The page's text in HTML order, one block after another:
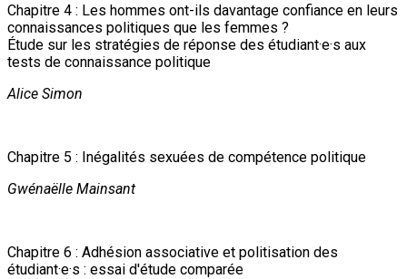
Chapitre 4 : Les hommes ont-ils davantage confiance en leurs
connaissances politiques que les femmes ?
Étude sur les stratégies de réponse des étudiant·e·s aux
tests de connaissance politique
Alice Simon
Chapitre 5 : Inégalités sexuées de compétence politique
Gwénaëlle Mainsant
Chapitre 6 : Adhésion associative et politisation des
étudiant·e·s : essai d'étude comparée